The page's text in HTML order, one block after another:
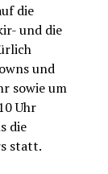
die
und die
und
sowie um
Uhr
die
statt.